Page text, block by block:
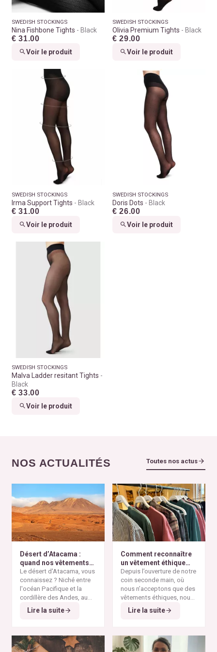
SWEDISH STOCKINGS
Nina Fishbone Tights Black
€ 31.00
Voir le produit
SWEDISH STOCKINGS
Olivia Premium Tights Black
€ 29.00
Voir le produit
SWEDISH STOCKINGS
Irma Support Tights Black
€ 31.00
Voir le produit
SWEDISH STOCKINGS
Doris Dots Black
€ 26.00
Voir le produit
SWEDISH STOCKINGS
Malva Ladder resitant Tights
Black
€ 33.00
Voir le produit
NOS ACTUALITÉS Toutes nos actus
Désert d’Atacama :
quand nos vêtements
finissent à l’autre bout
du monde
Le désert d'Atacama, vous
connaissez ? Niché entre
l'océan Pacifique et la
cordillère des Andes, au
nord du Chili, il est
considéré comme l'un des
minéraux et ses vastes
étendues désertiques en
Alors pourquoi parler du
désert d'Atacama sur un
depuis plusieurs
décennies, cette région
Lire la suite
Comment reconnaître
un vêtement éthique
selon nos critères ?
Depuis l’ouverture de notre
coin seconde main, où
nous n’acceptons que des
vêtements éthiques, nous
avons remarqué qu’il n’est
pas toujours simple pour
qui répondent à nos
critères de sélection. Entre
Lire la suite